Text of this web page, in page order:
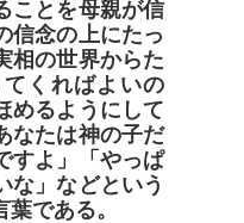
ことを母親が信
信念の上にたっ
相の世界からた
くればよいの
めるようにして
なたは神の子だ
すよ」「やっぱ
な」などという
である。